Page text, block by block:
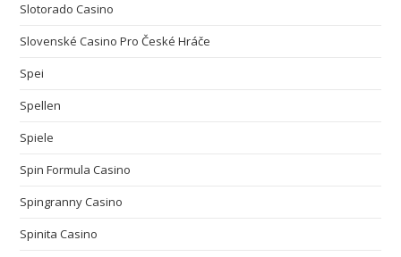
Slotorado Casino
Slovenské Casino Pro České Hráče
Spei
Spellen
Spiele
Spin Formula Casino
Spingranny Casino
Spinita Casino